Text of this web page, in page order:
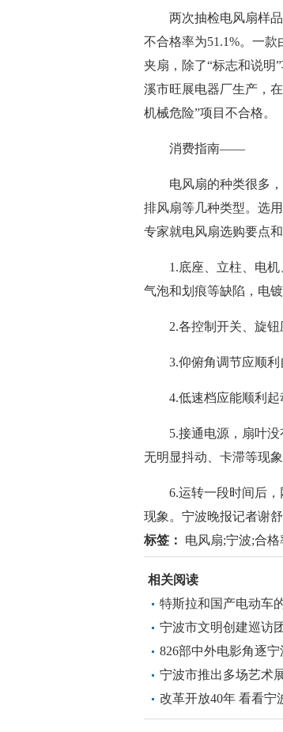
两次抽检电风扇样品
不合格率为51.1%。一
夹扇，除了“标志和说明
溪市旺展电器厂生产，
机械危险”项目不合格。
消费指南——
电风扇的种类很多，
排风扇等几种类型。选
专家就电风扇选购要点
1.底座、立柱、电机、
气泡和划痕等缺陷，电
2.各控制开关、旋钮
3.仰俯角调节应顺利
4.低速档应能顺利起
5.接通电源，扇叶没
无明显抖动、卡滞等现
6.运转一段时间后，
现象。宁波晚报记者谢
标签：
电风扇;宁波;合
相关阅读
特斯拉和国产电动车
宁波市文明创建巡访
826部中外电影角逐
宁波市推出多场艺术
改革开放40年 看看宁